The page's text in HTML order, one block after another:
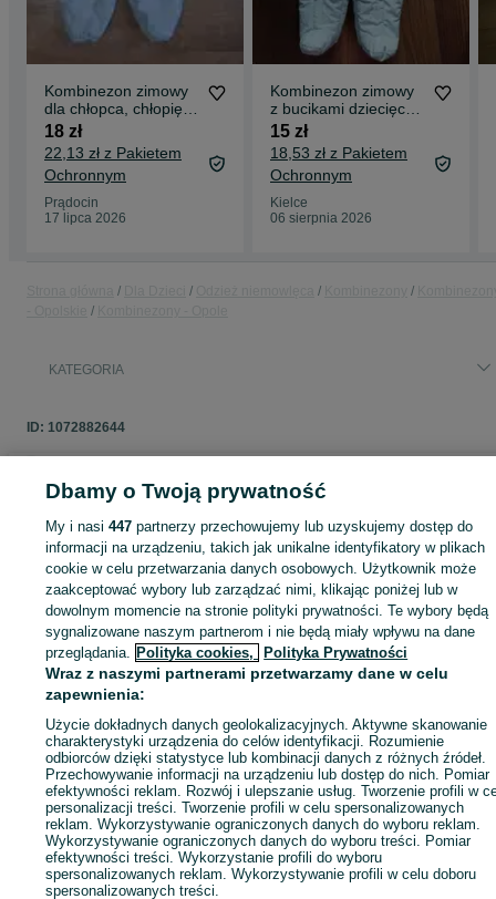
Kombinezon zimowy
dla chłopca, chłopięcy
80 ( 12-18 miesięcy)
18 zł
22,13 zł z Pakietem
Ochronnym
Prądocin
17 lipca 2026
Kombinezon zimowy
z bucikami dziecięcy
r.68
15 zł
18,53 zł z Pakietem
Ochronnym
Kielce
06 sierpnia 2026
KATEGORIA
ID: 1072882644
Zaloguj się lub załóż konto na OLX, aby skontaktować się z
sprzedającym
Zaloguj się / Załóż konto
Kup
Dbamy o Twoją prywatność
My i nasi447 partnerzy przechowujemy lub uzyskujemy dostęp do
informacji na urządzeniu, takich jak unikalne identyfikatory w plikach
cookie w celu przetwarzania danych osobowych. Użytkownik może
zaakceptować wybory lub zarządzać nimi, klikając poniżej lub w
dowolnym momencie na stronie polityki prywatności. Te wybory będą
sygnalizowane naszym partnerom i nie będą miały wpływu na dane
przeglądania. Polityka cookies, Polityka Prywatności
Wraz z naszymi partnerami przetwarzamy dane w celu
zapewnienia:
Użycie dokładnych danych geolokalizacyjnych. Aktywne skanowanie
charakterystyki urządzenia do celów identyfikacji. Rozumienie
odbiorców dzięki statystyce lub kombinacji danych z różnych źródeł.
Przechowywanie informacji na urządzeniu lub dostęp do nich. Pomiar
efektywności reklam. Rozwój i ulepszanie usług. Tworzenie profili w
personalizacji treści. Tworzenie profili w celu spersonalizowanych
reklam. Wykorzystywanie ograniczonych danych do wyboru reklam.
Wykorzystywanie ograniczonych danych do wyboru treści. Pomiar
efektywności treści. Wykorzystanie profili do wyboru
spersonalizowanych reklam. Wykorzystywanie profili w celu doboru
spersonalizowanych treści.